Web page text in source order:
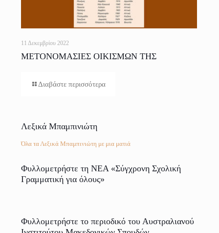
11 Δεκεμβρίου 2022
ΜΕΤΟΝΟΜΑΣΙΕΣ ΟΙΚΙΣΜΩΝ ΤΗΣ
Διαβάστε περισσότερα
Λεξικά Μπαμπινιώτη
Όλα τα Λεξικά Μπαμπινιώτη με μια ματιά
Φυλλομετρήστε τη ΝΕΑ «Σύγχρονη Σχολική
Γραμματική για όλους»
Φυλλομετρήστε το περιοδικό του Αυστραλιανού